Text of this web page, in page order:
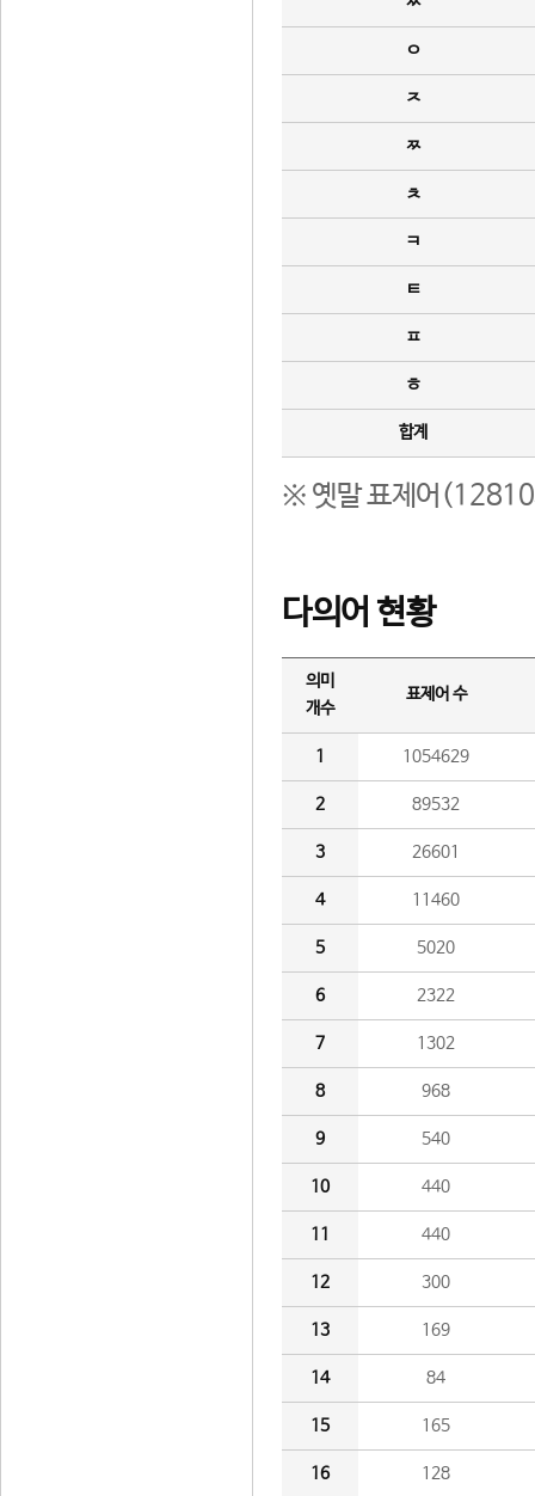
ㅇ
ㅈ
ㅉ
ㅊ
ㅋ
ㅌ
ㅍ
ㅎ
합계
※ 옛말 표제어(12810
다의어 현황
의미
개수
표제어 수
1 1054629
2 89532
3 26601
4 11460
5 5020
6 2322
7 1302
8 968
9 540
10 440
11 440
12 300
13 169
14 84
15 165
16 128